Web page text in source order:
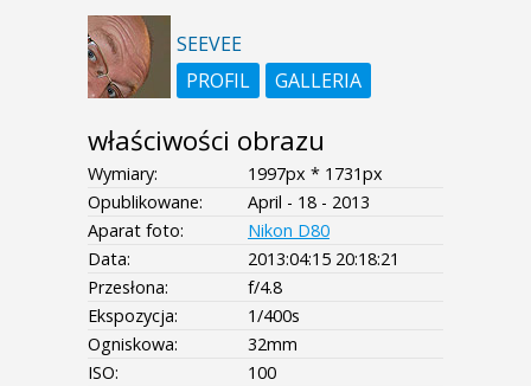
SEEVEE
PROFIL
GALLERIA
właściwości obrazu
Wymiary:
1997px * 1731px
Opublikowane:
April - 18 - 2013
Aparat foto:
Nikon D80
Data:
2013:04:15 20:18:21
Przesłona:
f/4.8
Ekspozycja:
1/400s
Ogniskowa:
32mm
ISO:
100